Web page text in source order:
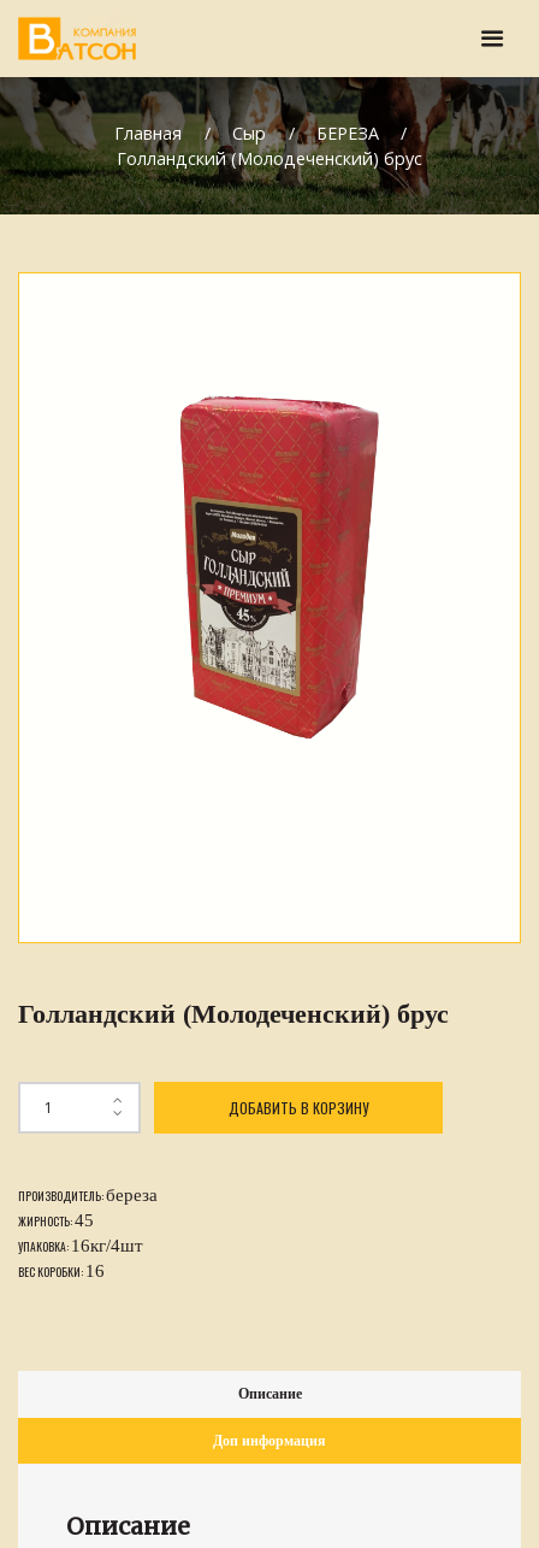
Главная Сыр
БЕРЕЗА
Голландский (Молодеченский) брус
Голландский (Молодеченский) брус
ДОБАВИТЬ В КОРЗИНУ
ПРОИЗВОДИТЕЛЬ:береза
ЖИРНОСТЬ:45
УПАКОВКА: 16кг/4шт
ВЕС КОРОБКИ: 16
Описание
Доп информация
Описание